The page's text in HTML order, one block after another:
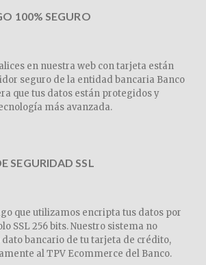
100% SEGURO
en nuestra web con tarjeta están
seguro de la entidad bancaria Banco
que tus datos están protegidos y
más avanzada.
SEGURIDAD SSL
que utilizamos encripta tus datos por
SSL 256 bits. Nuestro sistema no
bancario de tu tarjeta de crédito,
al TPV Ecommerce del Banco.